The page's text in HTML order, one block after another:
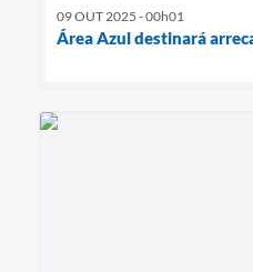
09 OUT 2025 - 00h01
Área Azul destinará